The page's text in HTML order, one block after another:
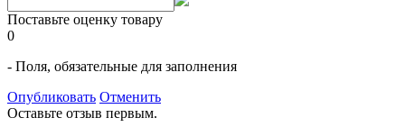
Поставьте оценку товару
0
- Поля, обязательные для заполнения
Опубликовать Отменить
Оставьте отзыв первым.